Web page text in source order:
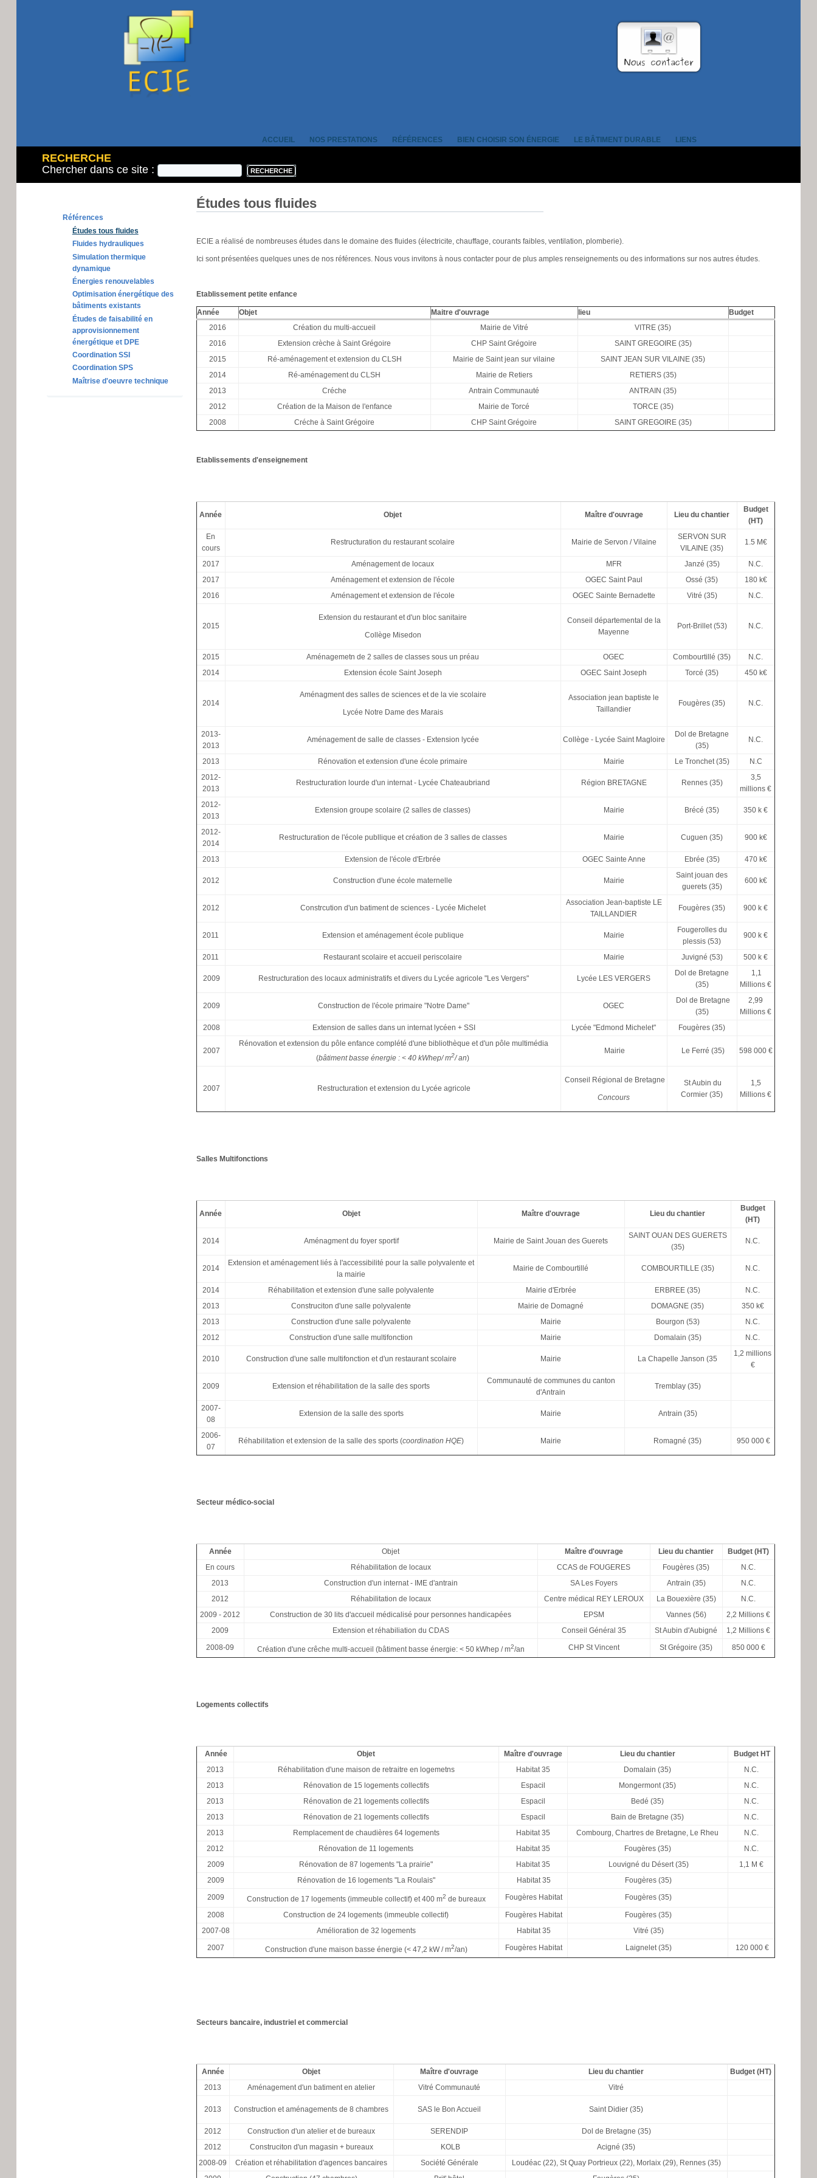
ACCUEIL NOS PRESTATIONS RÉFÉRENCES BIEN CHOISIR SON ÉNERGIE LE BÂTIMENT DURABLE LIENS
RECHERCHE
Chercher dans ce site :
Références
Études tous fluides
Fluides hydrauliques
Simulation thermique
dynamique
Énergies renouvelables
Optimisation énergétique des
bâtiments existants
Études de faisabilité en
approvisionnement
énergétique et DPE
Coordination SSI
Coordination SPS
Maîtrise d'oeuvre technique
Études tous fluides
ECIE a réalisé de nombreuses études dans le domaine des fluides (électricite, chauffage, courants faibles, ventilation, plomberie).
Ici sont présentées quelques unes de nos références. Nous vous invitons à nous contacter pour de plus amples renseignements ou des informations sur nos autres études.
Etablissement petite enfance
Année Objet Maitre d'ouvrage lieu
Budget
2016
Création du multi-accueil Mairie de Vitré
VITRE (35)
2016
Extension crèche à Saint Grégoire CHP Saint Grégoire
SAINT GREGOIRE (35)
2015
Ré-aménagement et extension du CLSH Mairie de Saint jean sur vilaine
SAINT JEAN SUR VILAINE (35)
2014
Ré-aménagement du CLSH Mairie de Retiers
RETIERS (35)
2013
Créche Antrain Communauté
ANTRAIN (35)
2012
Création de la Maison de l'enfance Mairie de Torcé
TORCE (35)
2008
Créche à Saint Grégoire CHP Saint Grégoire SAINT GREGOIRE (35)
Etablissements d'enseignement
Année Objet Maître d'ouvrage Lieu du chantier
Budget
(HT)
En
cours
Restructuration du restaurant scolaire Mairie de Servon / Vilaine
SERVON SUR
VILAINE (35)
1.5 M€
2017 Aménagement de locaux MFR Janzé (35)
N.C.
2017
Aménagement et extension de l'école OGEC Saint Paul Ossé (35)
180 k€
2016
Aménagement et extension de l'école OGEC Sainte Bernadette Vitré (35) N.C.
2015
Extension du restaurant et d'un bloc sanitaire
Collège Misedon
Conseil départemental de la
Mayenne
Port-Brillet (53) N.C.
2015 Aménagemetn de 2 salles de classes sous un préau OGEC Combourtillé (35)
N.C.
2014
Extension école Saint Joseph OGEC Saint Joseph Torcé (35) 450 k€
2014
Aménagment des salles de sciences et de la vie scolaire
Lycée Notre Dame des Marais
Association jean baptiste le
Taillandier
Fougères (35) N.C.
2013-
2013
Aménagement de salle de classes - Extension lycée Collège - Lycée Saint Magloire
Dol de Bretagne
(35)
N.C.
2013 Rénovation et extension d'une école primaire Mairie Le Tronchet (35)
N.C
2012-
2013
Restructuration lourde d'un internat - Lycée Chateaubriand Région BRETAGNE Rennes (35)
3,5
millions €
2012-
2013
Extension groupe scolaire (2 salles de classes) Mairie Brécé (35) 350 k €
2012-
2014
Restructuration de l'école publlique et création de 3 salles de classes Mairie Cuguen (35) 900 k€
2013 Extension de l'école d'Erbrée OGEC Sainte Anne Ebrée (35) 470 k€
2012 Construction d'une école maternelle Mairie
Saint jouan des
guerets (35)
600 k€
2012 Constrcution d'un batiment de sciences - Lycée Michelet
Association Jean-baptiste LE
TAILLANDIER
Fougères (35) 900 k €
2011 Extension et aménagement école publique Mairie
Fougerolles du
plessis (53)
900 k €
2011 Restaurant scolaire et accueil periscolaire Mairie Juvigné (53) 500 k €
2009 Restructuration des locaux administratifs et divers du Lycée agricole "Les Vergers" Lycée LES VERGERS
Dol de Bretagne
(35)
1,1
Millions €
2009 Construction de l'école primaire "Notre Dame" OGEC
Dol de Bretagne
(35)
2,99
Millions €
2008
Extension de salles dans un internat lycéen + SSI Lycée "Edmond Michelet" Fougères (35)
2007
Rénovation et extension du pôle enfance complété d'une bibliothèque et d'un pôle multimédia
(bâtiment basse énergie : < 40 kWhep/ m2/ an)
Mairie Le Ferré (35) 598 000 €
2007 Restructuration et extension du Lycée agricole
Conseil Régional de Bretagne
Concours
St Aubin du
Cormier (35)
1,5
Millions €
Salles Multifonctions
Année Objet Maître d'ouvrage Lieu du chantier
Budget
(HT)
2014 Aménagment du foyer sportif Mairie de Saint Jouan des Guerets
SAINT OUAN DES GUERETS
(35)
N.C.
2014
Extension et aménagement liés à l'accessibilité pour la salle polyvalente et
la mairie
Mairie de Combourtillé COMBOURTILLE (35) N.C.
2014 Réhabilitation et extension d'une salle polyvalente Mairie d'Erbrée ERBREE (35)
N.C.
2013
Construciton d'une salle polyvalente Mairie de Domagné DOMAGNE (35)
350 k€
2013
Construction d'une salle polyvalente Mairie Bourgon (53)
N.C.
2012
Construction d'une salle multifonction Mairie Domalain (35) N.C.
2010 Construction d'une salle multifonction et d'un restaurant scolaire Mairie La Chapelle Janson (35
1,2 millions
€
2009 Extension et réhabilitation de la salle des sports
Communauté de communes du canton
d'Antrain
Tremblay (35)
2007-
08
Extension de la salle des sports Mairie Antrain (35)
2006-
07
Réhabilitation et extension de la salle des sports (coordination HQE) Mairie Romagné (35) 950 000 €
Secteur médico-social
Année Objet Maître d'ouvrage Lieu du chantier
Budget (HT)
En cours
Réhabilitation de locaux CCAS de FOUGERES Fougères (35)
N.C.
2013
Construction d'un internat - IME d'antrain SA Les Foyers Antrain (35)
N.C.
2012
Réhabilitation de locaux Centre médical REY LEROUX La Bouexière (35)
N.C.
2009 - 2012
Construction de 30 lits d'accueil médicalisé pour personnes handicapées EPSM Vannes (56)
2,2 Millions €
2009
Extension et réhabiliation du CDAS Conseil Général 35 St Aubin d'Aubigné
1,2 Millions €
2008-09
Création d'une crêche multi-accueil (bâtiment basse énergie: < 50 kWhep / m2/an CHP St Vincent St Grégoire (35) 850 000 €
Logements collectifs
Année Objet Maître d'ouvrage Lieu du chantier
Budget HT
2013
Réhabilitation d'une maison de retraitre en logemetns Habitat 35 Domalain (35)
N.C.
2013
Rénovation de 15 logements collectifs Espacil Mongermont (35)
N.C.
2013
Rénovation de 21 logements collectifs Espacil Bedé (35)
N.C.
2013
Rénovation de 21 logements collectifs Espacil Bain de Bretagne (35)
N.C.
2013
Remplacement de chaudières 64 logements Habitat 35 Combourg, Chartres de Bretagne, Le Rheu
N.C.
2012
Rénovation de 11 logements Habitat 35 Fougères (35)
N.C.
2009
Rénovation de 87 logements "La prairie" Habitat 35 Louvigné du Désert (35)
1,1 M €
2009
Rénovation de 16 logements "La Roulais" Habitat 35
Fougères (35)
2009
Construction de 17 logements (immeuble collectif) et 400 m2 de bureaux Fougères Habitat Fougères (35)
2008 Construction de 24 logements (immeuble collectif) Fougères Habitat
Fougères (35)
2007-08
Amélioration de 32 logements Habitat 35
Vitré (35)
2007
Construction d'une maison basse énergie (< 47,2 kW / m2/an) Fougères Habitat Laignelet (35) 120 000 €
Secteurs bancaire, industriel et commercial
Année Objet Maître d'ouvrage Lieu du chantier
Budget (HT)
2013
Aménagement d'un batiment en atelier Vitré Communauté Vitré
2013 Construction et aménagements de 8 chambres SAS le Bon Accueil Saint Didier (35)
2012 Construction d'un atelier et de bureaux SERENDIP
Dol de Bretagne (35)
2012
Construciton d'un magasin + bureaux KOLB
Acigné (35)
2008-09
Création et réhabilitation d'agences bancaires Société Générale
Loudéac (22), St Quay Portrieux (22), Morlaix (29), Rennes (35)